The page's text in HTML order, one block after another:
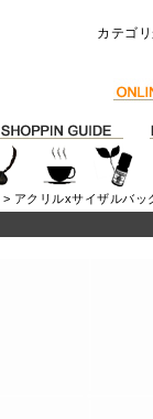
カテゴ
> アクリルxサイザルバッ